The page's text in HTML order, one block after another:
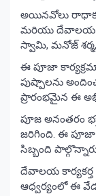
అయినవోలు
మరియు దేవాలయ
స్వామి, మనోజ్
ఈ పూజా
పుష్పాలను
ప్రారంభమైన ఈ
పూజ అనంతరం
జరిగింది. ఈ
సిబ్బంది
దేవాలయ కార్యకర్త
ఆధ్వర్యంలో ఈ